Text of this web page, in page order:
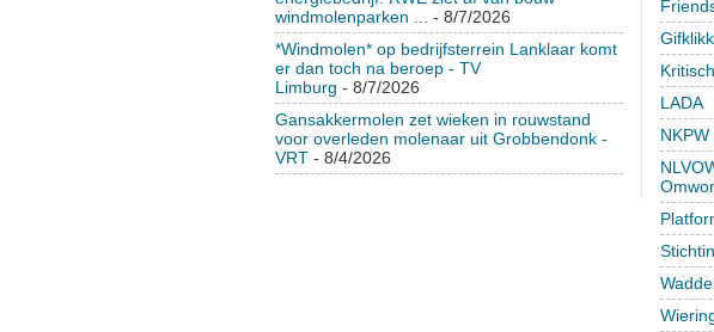
windmolenparken ...
- 8/7/2026
*Windmolen* op bedrijfsterrein Lanklaar komt
er dan toch na beroep - TV
Limburg - 8/7/2026
Gansakkermolen zet wieken in rouwstand
voor overleden molenaar uit Grobbendonk -
VRT- 8/4/2026
LADA
NKPW